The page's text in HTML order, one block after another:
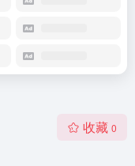
收藏 0